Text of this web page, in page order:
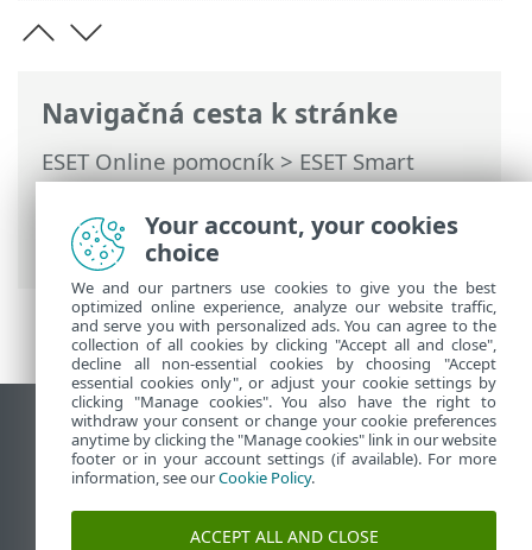
Navigačná cesta k stránke
ESET Online pomocník>ESET Smart
Security Premium>Práca s programom
ESET Smart Security Premium>Nástroje
Sieťové pripojenia
Zobraziť stránku ako na počítači
End of Life
Databáza znalostí ESET
Your account, your cookies
choice
We and our partners use cookies to give you the best
optimized online experience, analyze our website traffic,
and serve you with personalized ads. You can agree to the
collection of all cookies by clicking "Accept all and close",
decline all non-essential cookies by choosing "Accept
essential cookies only", or adjust your cookie settings by
clicking "Manage cookies". You also have the right to
withdraw your consent or change your cookie preferences
anytime by clicking the "Manage cookies" link in our website
footer or in your account settings (if available). For more
information, see ourCookie Policy.
ACCEPT ALL AND CLOSE